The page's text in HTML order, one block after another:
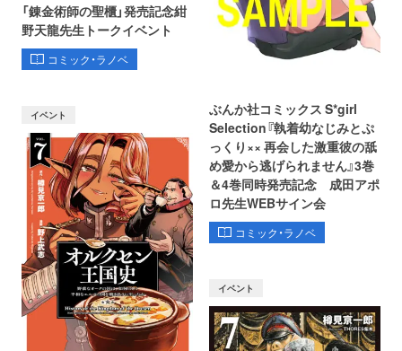
「錬金術師の聖櫃」発売記念紺
野天龍先生トークイベント
コミック・ラノベ
ぶんか社コミックス S*girl
Selection『執着幼なじみとぷ
っくり×× 再会した激重彼の舐
め愛から逃げられません』3巻
＆4巻同時発売記念 成田アポ
ロ先生WEBサイン会
コミック・ラノベ
イベント
イベント